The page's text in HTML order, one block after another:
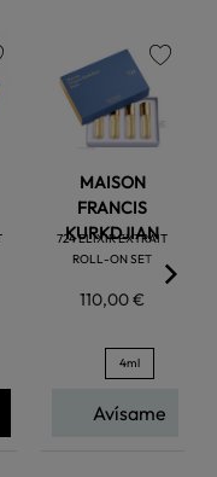
MAISON
FRANCIS
KURKDJIAN
724 ELIXIR EXTRAIT
ROLL-ON SET
110,00 €
favorite
4ml
Avísame